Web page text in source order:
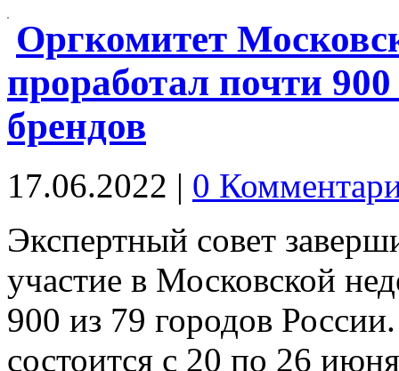
Оргкомитет
проработал почти
брендов
17.06.2022 | 0
Экспертный совет
участие в Московской
900 из 79 городов
состоится с 20 по 26